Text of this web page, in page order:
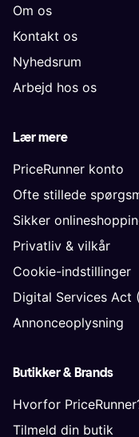
Om os
Kontakt os
Nyhedsrum
Arbejd hos os
Lær mere
PriceRunner konto
Ofte stillede
Sikker
Privatliv & vilkår
Cookie-indstillinger
Digital Services Act
Annonceoplysning
Butikker & Brands
Hvorfor
Tilmeld din butik